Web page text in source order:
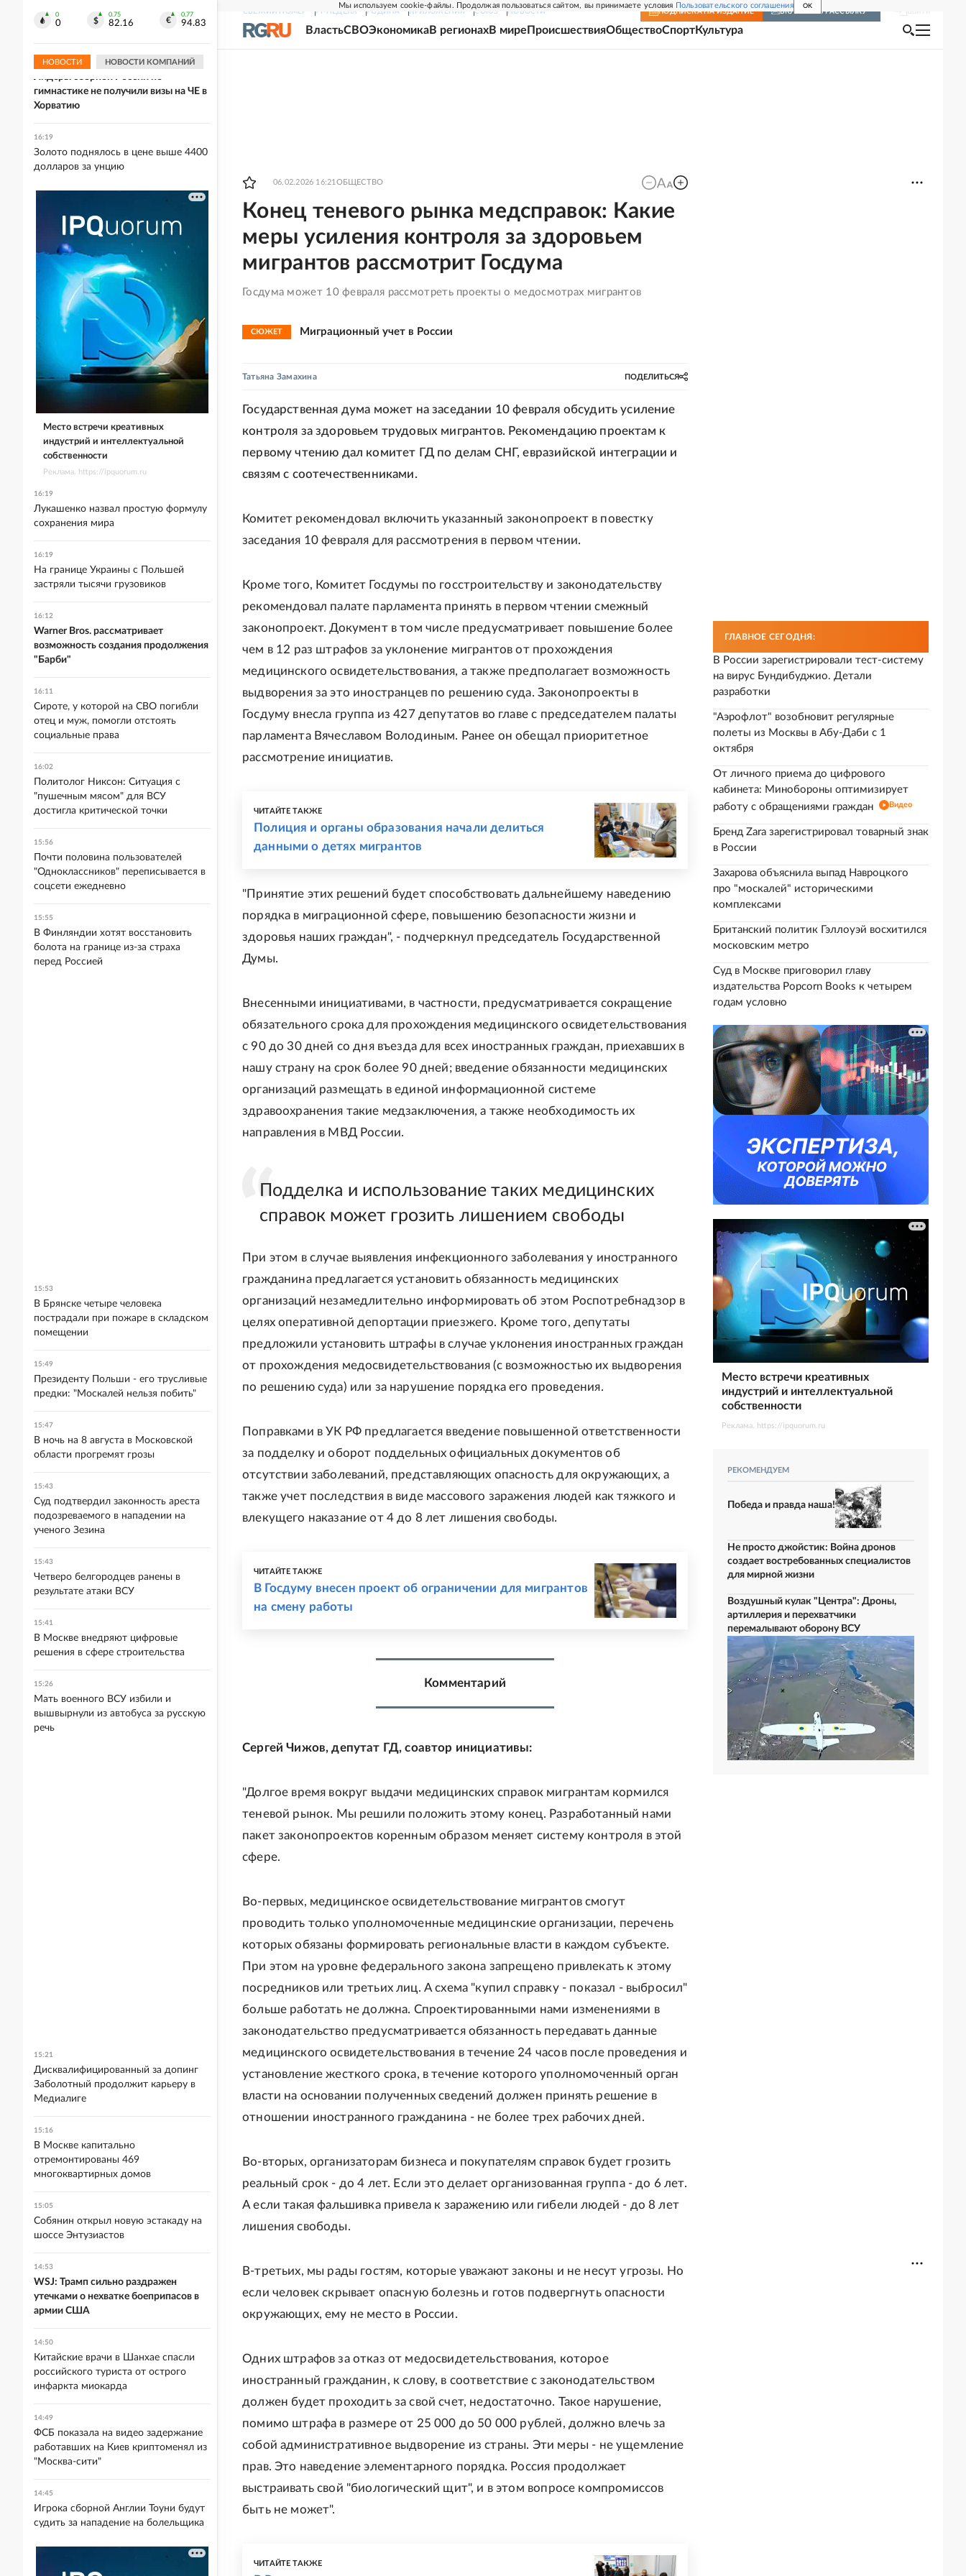
Мы используем cookie-файлы. Продолжая пользоваться сайтом, вы принимаете условия Пользовательского соглашения OK
СВЕЖИЙ НОМЕР РГ-НЕДЕЛЯ РОДИНА ПРИЛОЖЕНИЯ СОЮЗ НОВОСТИ ПОДПИСКА НА ИЗДАНИЕ ВКЛЮЧИТЬ РАССЫЛКУ
ВластьСВОЭкономикаВ регионахВ мире ПроисшествияОбществоСпортКультура
06.02.2026 16:21 ОБЩЕСТВО
Конец теневого рынка медсправок: Какие
меры усиления контроля за здоровьем
мигрантов рассмотрит Госдума
Госдума может 10 февраля рассмотреть проекты о медосмотрах мигрантов
СЮЖЕТ Миграционный учет в России
Татьяна Замахина ПОДЕЛИТЬСЯ
Государственная дума может на заседании 10 февраля обсудить усиление
контроля за здоровьем трудовых мигрантов. Рекомендацию проектам к
первому чтению дал комитет ГД по делам СНГ, евразийской интеграции и
связям с соотечественниками.
Комитет рекомендовал включить указанный законопроект в повестку
заседания 10 февраля для рассмотрения в первом чтении.
Кроме того, Комитет Госдумы по госстроительству и законодательству
рекомендовал палате парламента принять в первом чтении смежный
законопроект. Документ в том числе предусматривает повышение более
чем в 12 раз штрафов за уклонение мигрантов от прохождения
медицинского освидетельствования, а также предполагает возможность
выдворения за это иностранцев по решению суда. Законопроекты в
Госдуму внесла группа из 427 депутатов во главе с председателем палаты
парламента Вячеславом Володиным. Ранее он обещал приоритетное
рассмотрение инициатив.
ЧИТАЙТЕ ТАКЖЕ
Полиция и органы образования начали делиться
данными о детях мигрантов
"Принятие этих решений будет способствовать дальнейшему наведению
порядка в миграционной сфере, повышению безопасности жизни и
здоровья наших граждан", - подчеркнул председатель Государственной
Думы.
Внесенными инициативами, в частности, предусматривается сокращение
обязательного срока для прохождения медицинского освидетельствования
с 90 до 30 дней со дня въезда для всех иностранных граждан, приехавших в
нашу страну на срок более 90 дней; введение обязанности медицинских
организаций размещать в единой информационной системе
здравоохранения такие медзаключения, а также необходимость их
направления в МВД России.
Подделка и использование таких медицинских
справок может грозить лишением свободы
При этом в случае выявления инфекционного заболевания у иностранного
гражданина предлагается установить обязанность медицинских
организаций незамедлительно информировать об этом Роспотребнадзор в
целях оперативной депортации приезжего. Кроме того, депутаты
предложили установить штрафы в случае уклонения иностранных граждан
от прохождения медосвидетельствования (с возможностью их выдворения
по решению суда) или за нарушение порядка его проведения.
Поправками в УК РФ предлагается введение повышенной ответственности
за подделку и оборот поддельных официальных документов об
отсутствии заболеваний, представляющих опасность для окружающих, а
также учет последствия в виде массового заражения людей как тяжкого и
влекущего наказание от 4 до 8 лет лишения свободы.
ЧИТАЙТЕ ТАКЖЕ
В Госдуму внесен проект об ограничении для мигрантов
на смену работы
Комментарий
Сергей Чижов, депутат ГД, соавтор инициативы:
"Долгое время вокруг выдачи медицинских справок мигрантам кормился
теневой рынок. Мы решили положить этому конец. Разработанный нами
пакет законопроектов коренным образом меняет систему контроля в этой
сфере.
Во-первых, медицинское освидетельствование мигрантов смогут
проводить только уполномоченные медицинские организации, перечень
которых обязаны формировать региональные власти в каждом субъекте.
При этом на уровне федерального закона запрещено привлекать к этому
посредников или третьих лиц. А схема "купил справку - показал - выбросил"
больше работать не должна. Спроектированными нами изменениями в
законодательство предусматривается обязанность передавать данные
медицинского освидетельствования в течение 24 часов после проведения и
установление жесткого срока, в течение которого уполномоченный орган
власти на основании полученных сведений должен принять решение в
отношении иностранного гражданина - не более трех рабочих дней.
Во-вторых, организаторам бизнеса и покупателям справок будет грозить
реальный срок - до 4 лет. Если это делает организованная группа - до 6 лет.
А если такая фальшивка привела к заражению или гибели людей - до 8 лет
лишения свободы.
В-третьих, мы рады гостям, которые уважают законы и не несут угрозы. Но
если человек скрывает опасную болезнь и готов подвергнуть опасности
окружающих, ему не место в России.
Одних штрафов за отказ от медосвидетельствования, которое
иностранный гражданин, к слову, в соответствие с законодательством
должен будет проходить за свой счет, недостаточно. Такое нарушение,
помимо штрафа в размере от 25 000 до 50 000 рублей, должно влечь за
собой административное выдворение из страны. Эти меры - не ущемление
прав. Это наведение элементарного порядка. Россия продолжает
выстраивать свой "биологический щит", и в этом вопросе компромиссов
быть не может".
ЧИТАЙТЕ ТАКЖЕ
ГЛАВНОЕ СЕГОДНЯ:
В России зарегистрировали тест-систему
на вирус Бундибуджио. Детали
разработки
"Аэрофлот" возобновит регулярные
полеты из Москвы в Абу-Даби с 1
октября
От личного приема до цифрового
кабинета: Минобороны оптимизирует
работу с обращениями граждан
Видео
Бренд Zara зарегистрировал товарный знак
в России
Захарова объяснила выпад Навроцкого
про "москалей" историческими
комплексами
Британский политик Гэллоуэй восхитился
московским метро
Суд в Москве приговорил главу
издательства Popcorn Books к четырем
годам условно
Место встречи креативных
индустрий и интеллектуальной
собственности
Реклама. https://ipquorum.ru
РЕКОМЕНДУЕМ
Победа и правда наша!
Не просто джойстик: Война дронов
создает востребованных специалистов
для мирной жизни
Воздушный кулак "Центра": Дроны,
артиллерия и перехватчики
перемалывают оборону ВСУ
0
0
0.75
82.16
0.77
94.83
НОВОСТИ НОВОСТИ КОМПАНИЙ
FT: Лидеры стран ЕС опасаются, что
16:32
Лидеры сборной России по
гимнастике не получили визы на ЧЕ в
Хорватию
16:19
Золото поднялось в цене выше 4400
долларов за унцию
Место встречи креативных
индустрий и интеллектуальной
собственности
Реклама. https://ipquorum.ru
16:19
Лукашенко назвал простую формулу
сохранения мира
16:19
На границе Украины с Польшей
застряли тысячи грузовиков
16:12
Warner Bros. рассматривает
возможность создания продолжения
"Барби"
16:11
Сироте, у которой на СВО погибли
отец и муж, помогли отстоять
социальные права
16:02
Политолог Никсон: Ситуация с
"пушечным мясом" для ВСУ
достигла критической точки
15:56
Почти половина пользователей
"Одноклассников" переписывается в
соцсети ежедневно
15:55
В Финляндии хотят восстановить
болота на границе из-за страха
перед Россией
15:53
В Брянске четыре человека
пострадали при пожаре в складском
помещении
15:49
Президенту Польши - его трусливые
предки: "Москалей нельзя побить"
15:47
В ночь на 8 августа в Московской
области прогремят грозы
15:43
Суд подтвердил законность ареста
подозреваемого в нападении на
ученого Зезина
15:43
Четверо белгородцев ранены в
результате атаки ВСУ
15:41
В Москве внедряют цифровые
решения в сфере строительства
15:26
Мать военного ВСУ избили и
вышвырнули из автобуса за русскую
речь
15:21
Дисквалифицированный за допинг
Заболотный продолжит карьеру в
Медиалиге
15:16
В Москве капитально
отремонтированы 469
многоквартирных домов
15:05
Собянин открыл новую эстакаду на
шоссе Энтузиастов
14:53
WSJ: Трамп сильно раздражен
утечками о нехватке боеприпасов в
армии США
14:50
Китайские врачи в Шанхае спасли
российского туриста от острого
инфаркта миокарда
14:49
ФСБ показала на видео задержание
работавших на Киев криптоменял из
"Москва-сити"
14:45
Игрока сборной Англии Тоуни будут
судить за нападение на болельщика